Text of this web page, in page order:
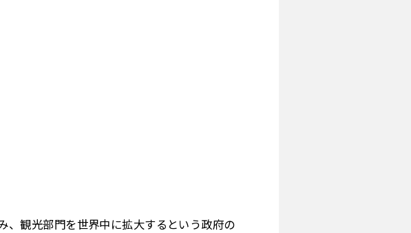
、観光部門を世界中に拡大するという政府の